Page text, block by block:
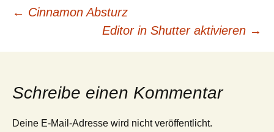
Beitrags-
Navigation
← Cinnamon Absturz
Editor in Shutter aktivieren →
Schreibe einen Kommentar
Deine E-Mail-Adresse wird nicht veröffentlicht.